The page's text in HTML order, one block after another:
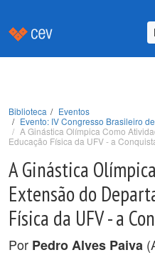
Biblioteca
Eventos
Evento: IV Congresso Brasileiro
A Ginástica Olímpica Como
Educação Física da UFV - a
A Ginástica
Extensão do
Física da UFV - a
Por Pedro Alves Paiva